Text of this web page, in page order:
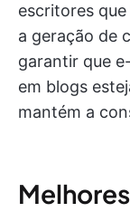
escritores
a geração de
garantir que
em blogs
mantém a